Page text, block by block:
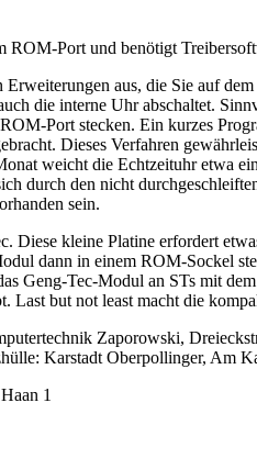
ROM-Port und benötigt
aus, die Sie auf
die interne Uhr abschaltet.
Port stecken. Ein kurzes
Dieses Verfahren
weicht die Echtzeituhr etwa
durch den nicht
sein.
Diese kleine Platine erfordert
dann in einem ROM-Sockel
Geng-Tec-Modul an STs mit
Last but not least macht die
Zaporowski,
Karstadt Oberpollinger, Am
1